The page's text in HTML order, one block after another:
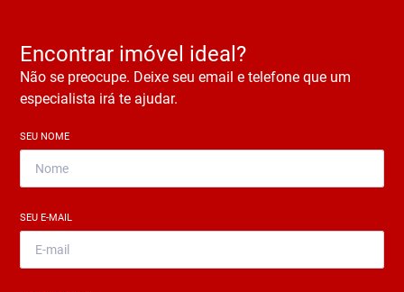
Encontrar imóvel ideal?
Não se preocupe. Deixe seu email e telefone que um
especialista irá te ajudar.
SEU NOME
SEU E-MAIL